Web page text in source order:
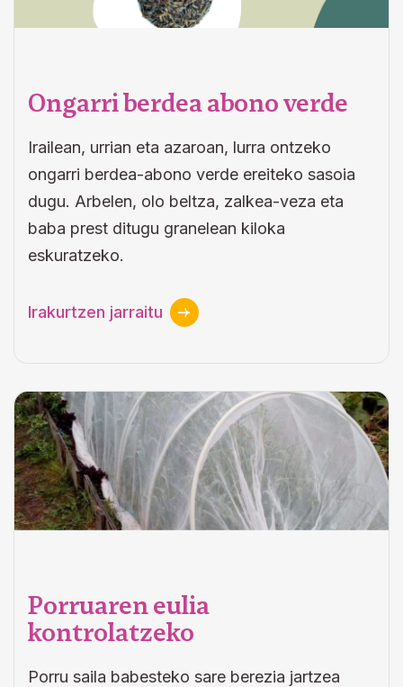
Ongarri berdea abono verde
Irailean, urrian eta azaroan, lurra ontzeko
ongarri berdea-abono verde ereiteko sasoia
dugu. Arbelen, olo beltza, zalkea-veza eta
baba prest ditugu granelean kiloka
eskuratzeko.
Irakurtzen jarraitu
Porruaren eulia
kontrolatzeko
Porru saila babesteko sare berezia jartzea